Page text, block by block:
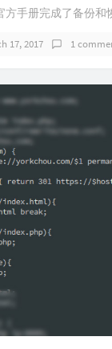
方手册完成了备份
17, 2017 1